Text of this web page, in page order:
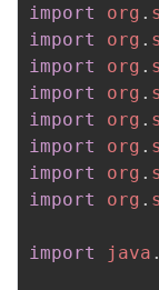
课
程
的
认
证
我
的
实
验
我
的
收
术
支
持
云
声
建
议
import
org .
import
org .
import
org .
import
org .
import
org .
import
org .
import
org .
import
org .
import java .